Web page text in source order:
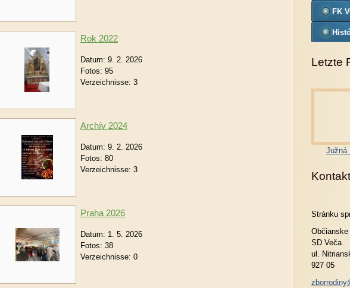
Rok 2022
Datum: 9. 2. 2026
Fotos: 95
Verzeichnisse: 3
Archív 2024
Datum: 9. 2. 2026
Fotos: 80
Verzeichnisse: 3
Praha 2026
Datum: 1. 5. 2026
Fotos: 38
Verzeichnisse: 0
FK
Letzte
Južná
Kontakt
Stránku
SD Veča
ul.
927 05